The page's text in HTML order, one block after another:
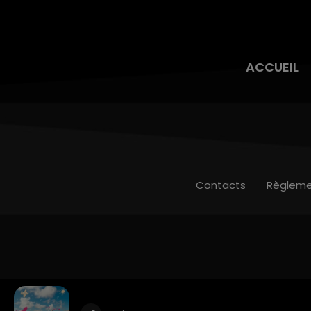
ACCUEIL
Contacts